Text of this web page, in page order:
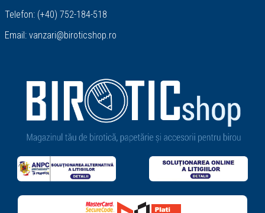
Telefon: (+40) 752-184-518
Email: vanzari@biroticshop.ro